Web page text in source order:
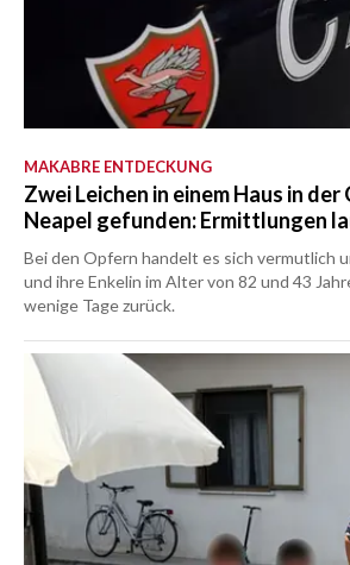
MAKABRE ENTDECKUNG
Zwei Leichen in einem Haus in der
Neapel gefunden: Ermittlungen
Bei den Opfern handelt es sich vermutlich
und ihre Enkelin im Alter von 82 und 43
wenige Tage zurück.